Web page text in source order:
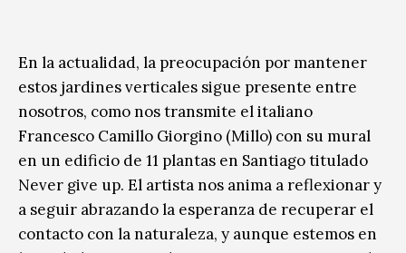
En la actualidad, la preocupación por mantener
estos jardines verticales sigue presente entre
nosotros, como nos transmite el italiano
Francesco Camillo Giorgino (Millo) con su mural
en un edificio de 11 plantas en Santiago titulado
Never give up. El artista nos anima a reflexionar y
a seguir abrazando la esperanza de recuperar el
contacto con la naturaleza, y aunque estemos en